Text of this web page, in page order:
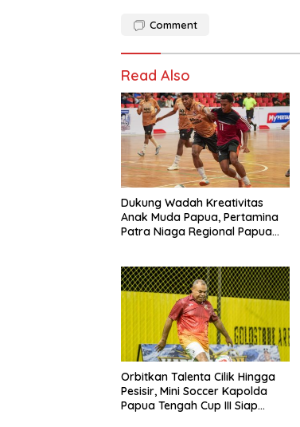
Comment
Read Also
Dukung Wadah Kreativitas
Anak Muda Papua, Pertamina
Patra Niaga Regional Papua
Orbitkan Talenta Cilik Hingga
Pesisir, Mini Soccer Kapolda
Papua Tengah Cup III Siap